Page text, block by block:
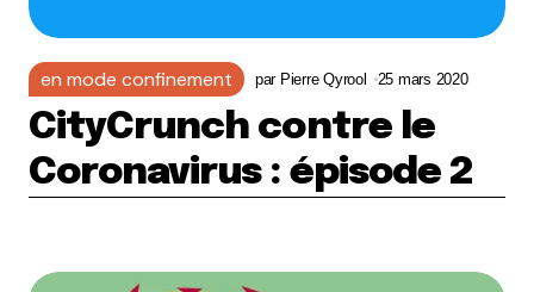
en mode confinement par Pierre Qyrool 25 mars 2020
CityCrunch contre le
Coronavirus : épisode 2